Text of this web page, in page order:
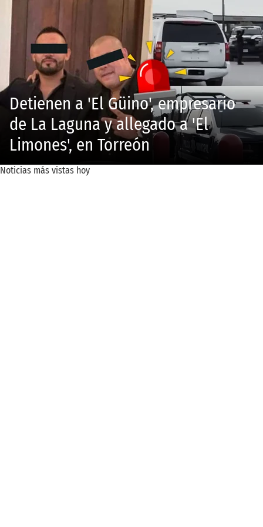
Detienen a 'El Güino', empresario
de La Laguna y allegado a 'El
Limones', en Torreón
Noticias más vistas hoy